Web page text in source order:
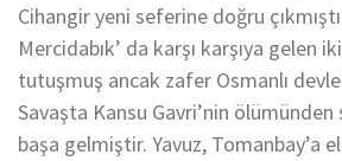
Cihangir yeni seferine doğru
Mercidabık’ da karşı karşıya gelen
tutuşmuş ancak zafer Osmanlı
Savaşta Kansu Gavri’nin
başa gelmiştir. Yavuz, Tomanbay’a